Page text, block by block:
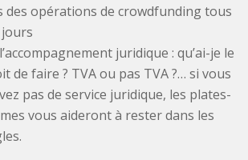
des opérations de crowdfunding tous
juridique : qu’ai-je le
de faire ? TVA ou pas TVA ?… si vous
pas de service juridique, les plates-
vous aideront à rester dans les